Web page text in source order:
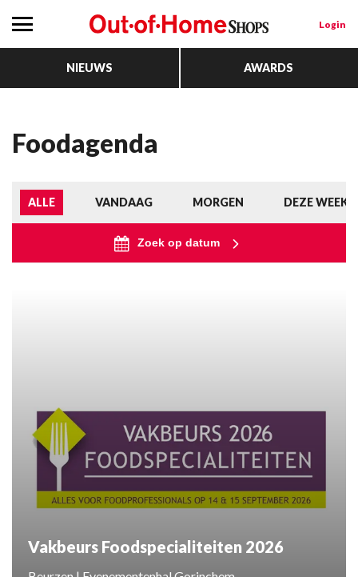
Login
NIEUWS AWARDS
Foodagenda
ALLE VANDAAG MORGEN DEZE WEEK
Zoek op datum
Vakbeurs Foodspecialiteiten 2026